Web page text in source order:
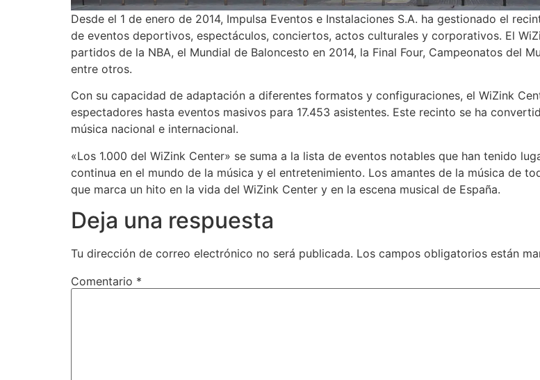
Desde el 1 de enero de 2014, Impulsa Eventos e Instalaciones S.A. ha gestionado el
de eventos deportivos, espectáculos, conciertos, actos culturales y corporativos. El
partidos de la NBA, el Mundial de Baloncesto en 2014, la Final Four, Campeonatos del
entre otros.
Con su capacidad de adaptación a diferentes formatos y configuraciones, el WiZink
espectadores hasta eventos masivos para 17.453 asistentes. Este recinto se ha
música nacional e internacional.
«Los 1.000 del WiZink Center» se suma a la lista de eventos notables que han tenido
continua en el mundo de la música y el entretenimiento. Los amantes de la música de
que marca un hito en la vida del WiZink Center y en la escena musical de España.
Deja una respuesta
Tu dirección de correo electrónico no será publicada. Los campos obligatorios están
Comentario *